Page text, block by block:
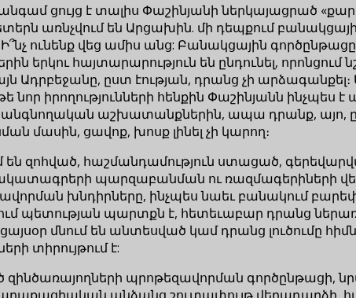
ցույց է տալիս Փաշինյանի ներկայացրած
առնչվում են Արցախին. մի դեպքում
ունենք վեց ամիս անց: Բանակցային
երկու հայտարարություն են ընդունել,
Ադրբեջանը, ըստ էության, դրանց չի արձագանքել։
նոր իրողությունների հենքին Փաշինյանն
աշխատանքներին, ապա դրանք, այո,
մասին, ցավոք, խոսք լինել չի կարող։
են զոհված, հաշմանդամություն ստացած,
պարզաբանման ու ռազմագերիների
խնդիրները, ինչպես նաեւ բանակում
պետության պարտքն է, հետեւաբար դրանց
մնում են անտեսված կամ դրանց լուծումը
տիրույթում է:
զինծառայողների պրոթեզավորման